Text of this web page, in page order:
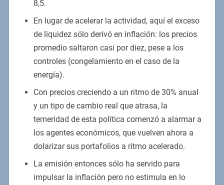
8,5.
En lugar de acelerar la actividad, aquí el exceso
de liquidez sólo derivó en inflación: los precios
promedio saltaron casi por diez, pese a los
controles (congelamiento en el caso de la
energía).
Con precios creciendo a un ritmo de 30% anual
y un tipo de cambio real que atrasa, la
temeridad de esta política comenzó a alarmar a
los agentes económicos, que vuelven ahora a
dolarizar sus portafolios a ritmo acelerado.
La emisión entonces sólo ha servido para
impulsar la inflación pero no estimula en lo